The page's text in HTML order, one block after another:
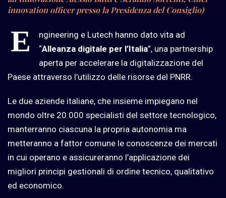
innovation officer presso la Presidenza del Consiglio)
E
ngineering e Lutech hanno dato vita ad
“Alleanza digitale per l’Italia”, una partnership
aperta per accelerare la digitalizzazione del
Paese attraverso l’utilizzo delle risorse del PNRR.
Le due aziende italiane, che insieme impiegano nel
mondo oltre 20.000 specialisti del settore tecnologico,
manterranno ciascuna la propria autonomia ma
metteranno a fattor comune le conoscenze dei mercati
in cui operano e assicureranno l’applicazione dei
migliori principi gestionali di ordine tecnico, qualitativo
ed economico.